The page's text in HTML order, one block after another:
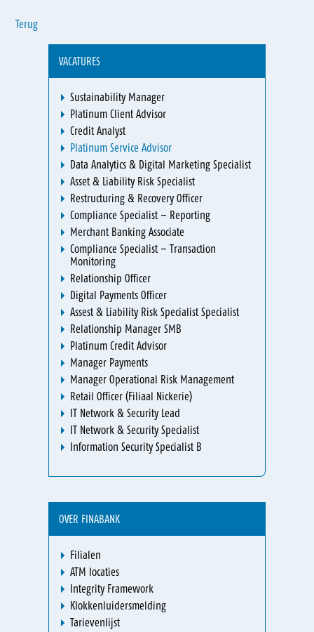
Terug
VACATURES
Sustainability Manager
Platinum Client Advisor
Credit Analyst
Platinum Service Advisor
Data Analytics & Digital Marketing Specialist
Asset & Liability Risk Specialist
Restructuring & Recovery Officer
Compliance Specialist – Reporting
Merchant Banking Associate
Compliance Specialist – Transaction
Monitoring
Relationship Officer
Digital Payments Officer
Assest & Liability Risk Specialist Specialist
Relationship Manager SMB
Platinum Credit Advisor
Manager Payments
Manager Operational Risk Management
Retail Officer (Filiaal Nickerie)
IT Network & Security Lead
IT Network & Security Specialist
Information Security Specialist B
OVER FINABANK
Filialen
ATM locaties
Integrity Framework
Klokkenluidersmelding
Tarievenlijst